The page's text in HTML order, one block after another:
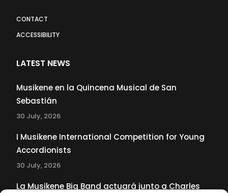
CONTACT
ACCESSIBILITY
LATEST NEWS
Musikene en la Quincena Musical de San
Sebastián
30 July, 2026
I Musikene International Competition for Young
Accordionists
30 July, 2026
La Musikene Big Band actuará junto a Charles